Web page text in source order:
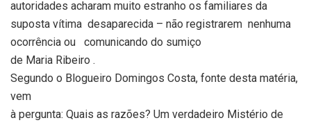
autoridades acharam muito estranho os familiares da
suposta vítima desaparecida – não registrarem nenhuma
ocorrência ou
comunicando do sumiço
de Maria Ribeiro .
Segundo o Blogueiro Domingos Costa, fonte desta matéria,
vem
à pergunta: Quais as razões? Um verdadeiro Mistério de